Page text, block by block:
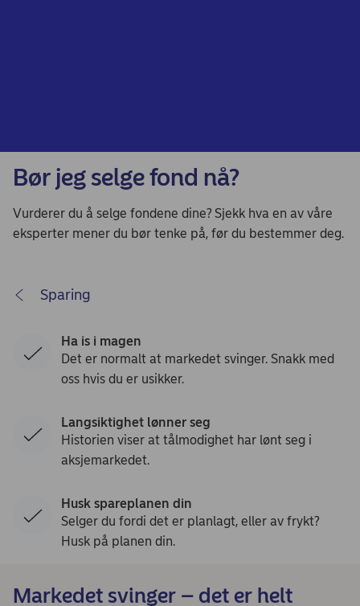
Bør jeg selge fond nå?
Vurderer du å selge fondene dine? Sjekk hva en av våre
eksperter mener du bør tenke på, før du bestemmer deg.
Sparing
Ha is i magen
Det er normalt at markedet svinger. Snakk med
oss hvis du er usikker.
Langsiktighet lønner seg
Historien viser at tålmodighet har lønt seg i
aksjemarkedet.
Husk spareplanen din
Selger du fordi det er planlagt, eller av frykt?
Husk på planen din.
Markedet svinger – det er helt